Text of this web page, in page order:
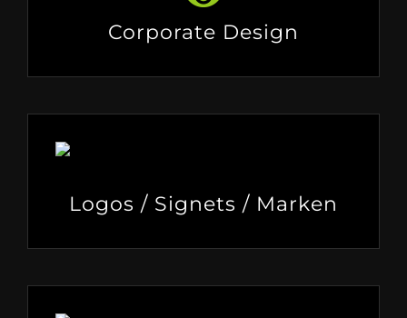
Corporate Design
Logos / Signets / Marken